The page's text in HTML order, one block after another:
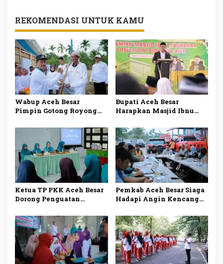
REKOMENDASI UNTUK KAMU
Wabup Aceh Besar
Pimpin Gotong Royong
Piyeung Mon Ara
Bupati Aceh Besar
Harapkan Masjid Ibnu
Pembinaan Umat
Ketua TP PKK Aceh Besar
Dorong Penguatan
Pemberdayaan Keluarga
Pemkab Aceh Besar Siaga
Hadapi Angin Kencang
Respons Bencana